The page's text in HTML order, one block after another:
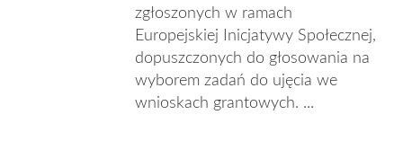
zgłoszonych w ramach
Europejskiej Inicjatywy Społecznej,
dopuszczonych do głosowania na
wyborem zadań do ujęcia we
wnioskach grantowych. ...